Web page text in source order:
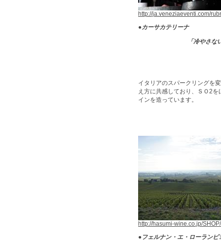
http://ja.veneziaeventi.com/
●カーサカテリーナ
「冷やさ
イタリアのスパークリングを
え方に共感しており、ＳＯ2
インを造っています。
http://hasumi-wine.co.jp/
● フェルナン・エ・ローランピ